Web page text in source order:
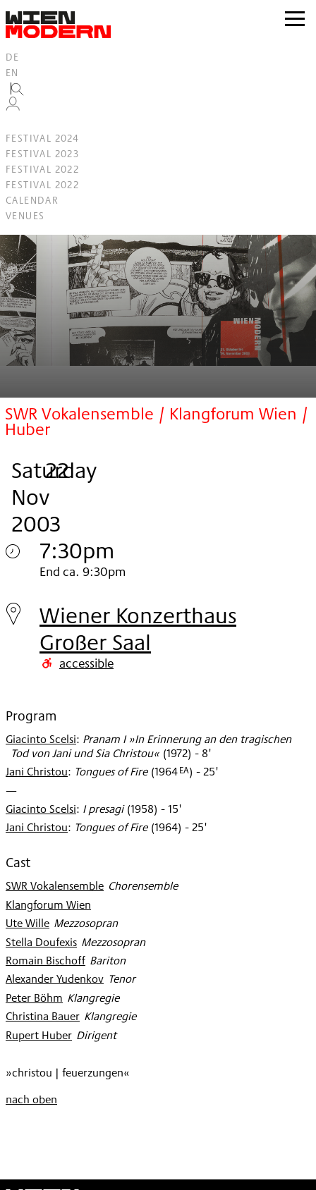
springen
zur
DE
EN
FESTIVAL 2024
FESTIVAL 2023
FESTIVAL 2022
FESTIVAL 2022
CALENDAR
VENUES
SWR Vokalensemble / Klangforum Wien /
Huber
Saturday
, 22
.
Nov
2003
.
7:30pm
Saturday
22.
Nov
2003
End ca. 9:30pm
Wiener Konzerthaus
Großer Saal
accessible
Program
Giacinto Scelsi: Pranam I »In Erinnerung an den tragischen
Tod von Jani und Sia Christou« (1972) - 8'
Jani Christou: Tongues of Fire (1964EA) - 25'
—
Giacinto Scelsi: I presagi (1958) - 15'
Jani Christou: Tongues of Fire (1964) - 25'
Cast
SWR Vokalensemble
: Chorensemble
Klangforum Wien
Ute Wille
: Mezzosopran
Stella Doufexis
: Mezzosopran
Romain Bischoff
: Bariton
Alexander Yudenkov
: Tenor
Peter Böhm: Klangregie
Christina Bauer
: Klangregie
Rupert Huber
: Dirigent
»christou | feuerzungen«
nach oben